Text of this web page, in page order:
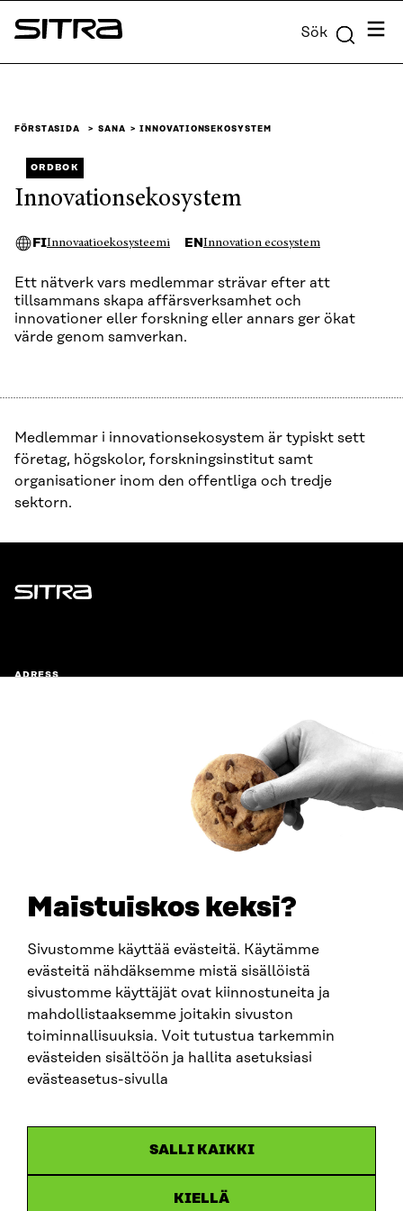
Maistuiskos keksi?
Sivustomme käyttää evästeitä. Käytämme
evästeitä nähdäksemme mistä sisällöistä
sivustomme käyttäjät ovat kiinnostuneita ja
mahdollistaaksemme joitakin sivuston
toiminnallisuuksia. Voit tutustua tarkemmin
evästeiden sisältöön ja hallita asetuksiasi
evästeasetus-sivulla
SALLI KAIKKI
KIELLÄ
Skip to
content
Sitra Sök Meny
FÖRSTASIDA SANA INNOVATIONSEKOSYSTEM
ORDBOK
Innovationsekosystem
FIInnovaatioekosysteemi EN Innovation ecosystem
Ett nätverk vars medlemmar strävar efter att
tillsammans skapa affärsverksamhet och
innovationer eller forskning eller annars ger ökat
värde genom samverkan.
Medlemmar i innovationsekosystem är typiskt sett
företag, högskolor, forskningsinstitut samt
organisationer inom den offentliga och tredje
sektorn.
Sitra
ADRESS
fornamn.efternamn@sitra.fi
SITRA PÅ SOCIALA MEDIER
LinkedIn
Instagram
YouTube